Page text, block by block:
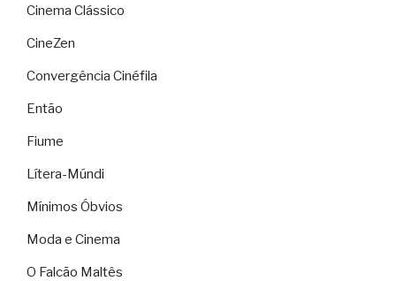
Cinema Clássico
CineZen
Convergência Cinéfila
Então
Fiume
Lítera-Múndi
Mínimos Óbvios
Moda e Cinema
O Falcão Maltês